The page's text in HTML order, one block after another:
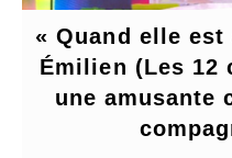
« Quand elle
Émilien (Les 12
une amusante